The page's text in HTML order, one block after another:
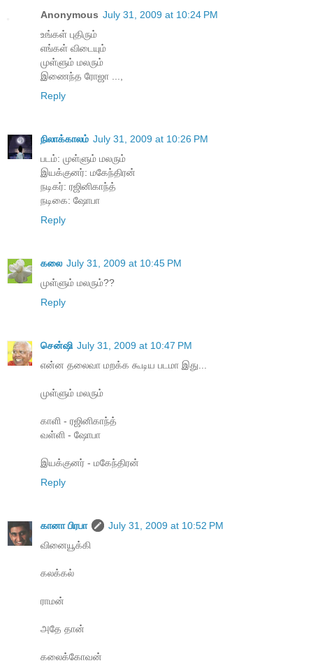
Anonymous July 31, 2009 at 10:24 PM
உங்கள் புதிரும்
எங்கள் விடையும்
முள்ளும் மலரும்
இணைந்த ரோஜா ...,
Reply
நிலாக்காலம் July 31, 2009 at 10:26 PM
படம்: முள்ளும் மலரும்
இயக்குனர்: மகேந்திரன்
நடிகர்: ரஜினிகாந்த்
நடிகை: ஷோபா
Reply
கலை July 31, 2009 at 10:45 PM
முள்ளும் மலரும்??
Reply
சென்ஷி July 31, 2009 at 10:47 PM
என்ன தலைவா மறக்க கூடிய படமா இது...
முள்ளும் மலரும்
காளி - ரஜினிகாந்த்
வள்ளி - ஷோபா
இயக்குனர் - மகேந்திரன்
Reply
கானா பிரபா
July 31, 2009 at 10:52 PM
வினையூக்கி
கலக்கல்
ராமன்
அதே தான்
கலைக்கோவன்